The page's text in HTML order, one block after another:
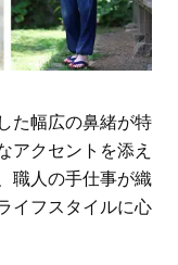
た幅広の鼻緒が特
アクセントを添え
職人の手仕事が織
イフスタイルに心